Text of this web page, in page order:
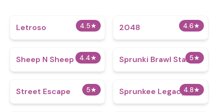
4.5★
Letroso 4.6★
2048
4.4★
Sheep N Sheep 5★
Sprunki Brawl Stars 2
5★
Street Escape 4.8★
Sprunkee Legacy